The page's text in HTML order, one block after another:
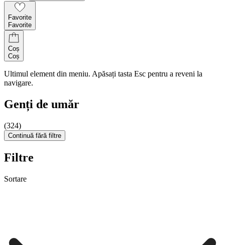
Favorite
Favorite
Coș
Coș
Ultimul element din meniu. Apăsați tasta Esc pentru a reveni la
navigare.
Genți de umăr
(324)
Continuă fără filtre
Filtre
Sortare